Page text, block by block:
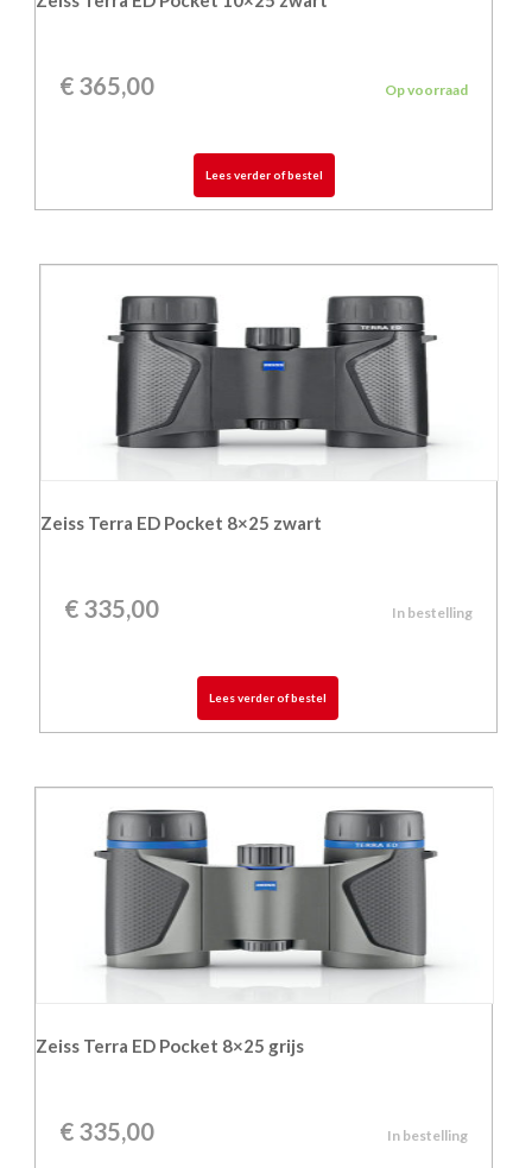
€ 365,00 Op voorraad
Lees verder of bestel
Zeiss Terra ED Pocket 8×25 zwart
€335,00 In bestelling
Lees verder of bestel
Zeiss Terra ED Pocket 8×25 grijs
€ 335,00 In bestelling